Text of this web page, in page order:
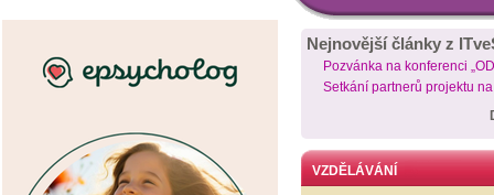
Nejnovější články z
Pozvánka na konferenci
Setkání partnerů projektu
VZDĚLÁVÁNÍ